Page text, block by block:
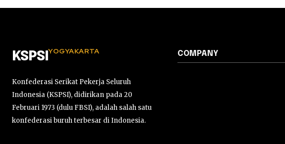
KSPSI YOGYAKARTA
Konfederasi Serikat Pekerja Seluruh
Indonesia (KSPSI), didirikan pada 20
Februari 1973 (dulu FBSI), adalah salah satu
konfederasi buruh terbesar di Indonesia.
COMPANY